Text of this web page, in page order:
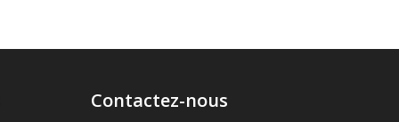
Contactez-nous